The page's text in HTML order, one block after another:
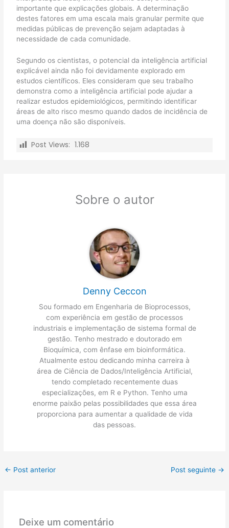
importante que explicações globais. A determinação
destes fatores em uma escala mais granular permite que
medidas públicas de prevenção sejam adaptadas à
necessidade de cada comunidade.
Segundo os cientistas, o potencial da inteligência artificial
explicável ainda não foi devidamente explorado em
estudos científicos. Eles consideram que seu trabalho
demonstra como a inteligência artificial pode ajudar a
realizar estudos epidemiológicos, permitindo identificar
áreas de alto risco mesmo quando dados de incidência de
uma doença não são disponíveis.
Post Views: 1.168
Sobre o autor
Denny Ceccon
Sou formado em Engenharia de Bioprocessos,
com experiência em gestão de processos
industriais e implementação de sistema formal de
gestão. Tenho mestrado e doutorado em
Bioquímica, com ênfase em bioinformática.
Atualmente estou dedicando minha carreira à
área de Ciência de Dados/Inteligência Artificial,
tendo completado recentemente duas
especializações, em R e Python. Tenho uma
enorme paixão pelas possibilidades que essa área
proporciona para aumentar a qualidade de vida
das pessoas.
← Post anterior Post seguinte →
Deixe um comentário